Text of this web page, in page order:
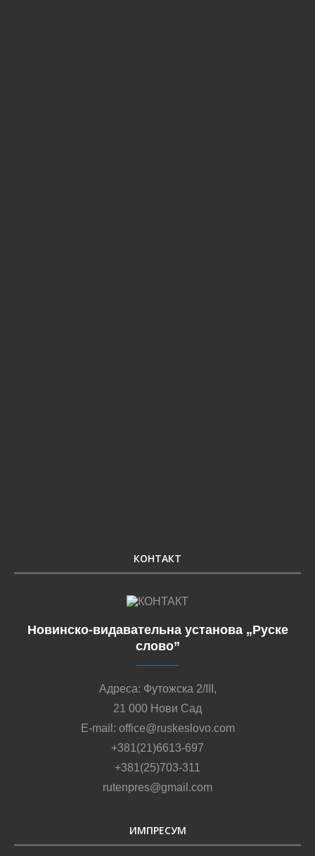
КОНТАКТ
Новинско-видавательна установа „Руске
слово”
Адреса: Футожска 2/III,
21 000 Нови Сад
E-mail: office@ruskeslovo.com
+381(21)6613-697
+381(25)703-311
rutenpres@gmail.com
ИМПРЕСУМ